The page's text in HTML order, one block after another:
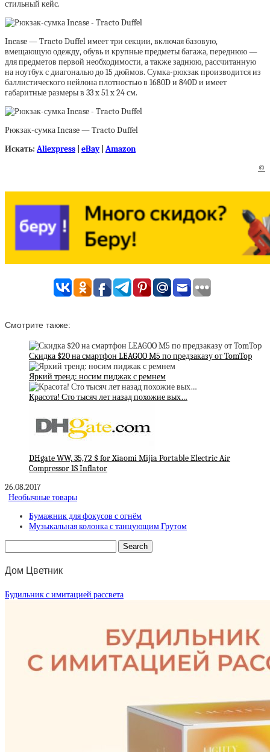
стильный кейс.
Incase — Tracto Duffel имеет три секции, включая базовую,
вмещающую одежду, обувь и крупные предметы багажа, переднюю —
для предметов первой необходимости, а также заднюю, рассчитанную
на ноутбук с диагональю до 15 дюймов. Сумка-рюкзак производится из
баллистического нейлона плотностью в 1680D и 840D и имеет
габаритные размеры в 33 x 51 x 24 см.
Рюкзак-сумка Incase — Tracto Duffel
Искать: Aliexpress eBay| Amazon
©
Смотрите также:
Скидка $20 на смартфон LEAGOO M5 по предзаказу от TomTop
Яркий тренд: носим пиджак с ремнем
Красота! Сто тысяч лет назад похожие вых…
DHgate WW, 35,72 $ for Xiaomi Mijia Portable Electric Air
Compressor 1S Inflator
26.08.2017
Необычные товары
Бумажник для фокусов с огнём
Музыкальная колонка с танцующим Грутом
Дом Цветник
Будильник с имитацией рассвета